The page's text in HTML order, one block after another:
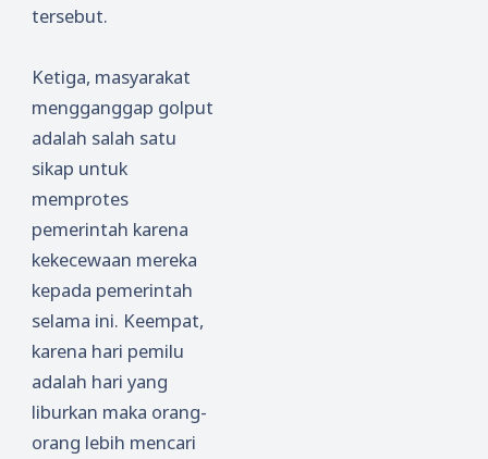
tersebut.
Ketiga, masyarakat
mengganggap golput
adalah salah satu
sikap untuk
memprotes
pemerintah karena
kekecewaan mereka
kepada pemerintah
selama ini. Keempat,
karena hari pemilu
adalah hari yang
liburkan maka orang-
orang lebih mencari